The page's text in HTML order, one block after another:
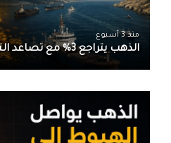
منذ 3 أسبوع
الذهب يتراجع 3% مع تصاعد التوترات حول هرمز